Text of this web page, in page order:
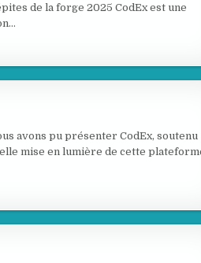
de la forge 2025 CodEx est une
avons pu présenter CodEx, soutenu
mise en lumière de cette